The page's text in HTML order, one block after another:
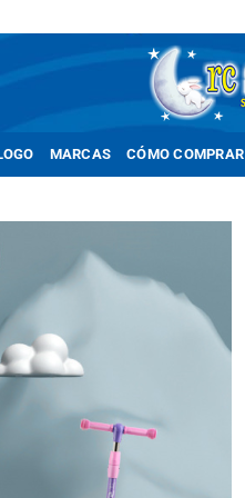
MARCAS CÓMO COMPRAR
Añadir
a la
lista de